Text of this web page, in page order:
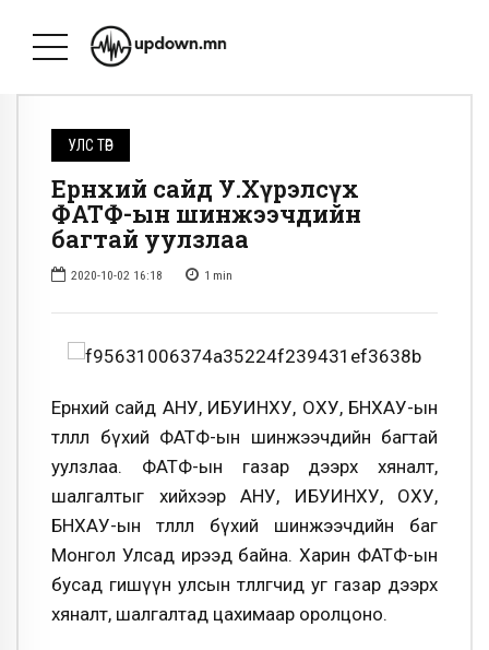
УЛС ТӨР
Ерөнхий сайд У.Хүрэлсүх
ФАТФ-ын шинжээчдийн
багтай уулзлаа
2020-10-02 16:18 1 min
Ерөнхий сайд АНУ, ИБУИНХУ, ОХУ, БНХАУ-ын
төлөөлөл бүхий ФАТФ-ын шинжээчдийн багтай
уулзлаа. ФАТФ-ын газар дээрх хяналт,
шалгалтыг хийхээр АНУ, ИБУИНХУ, ОХУ,
БНХАУ-ын төлөөлөл бүхий шинжээчдийн баг
Монгол Улсад ирээд байна. Харин ФАТФ-ын
бусад гишүүн улсын төлөөлөгчид уг газар дээрх
хяналт, шалгалтад цахимаар оролцоно.